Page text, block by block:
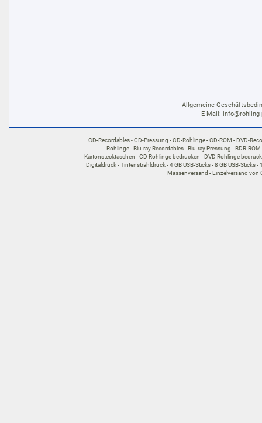
Allgemeine
E-Mail:
CD-Recordables CD-Pressung CD-Rohlinge CD-ROM
DVD-
Rohlinge
Blu-ray Recordables Blu-ray Pressung
BDR-ROM
Kartonstecktaschen
CD Rohlinge bedrucken
DVD Rohlinge
Digitaldruck
Tintenstrahldruck 4 GB USB-Sticks 8 GB USB-Sticks
Massenversand
Einzelversand von